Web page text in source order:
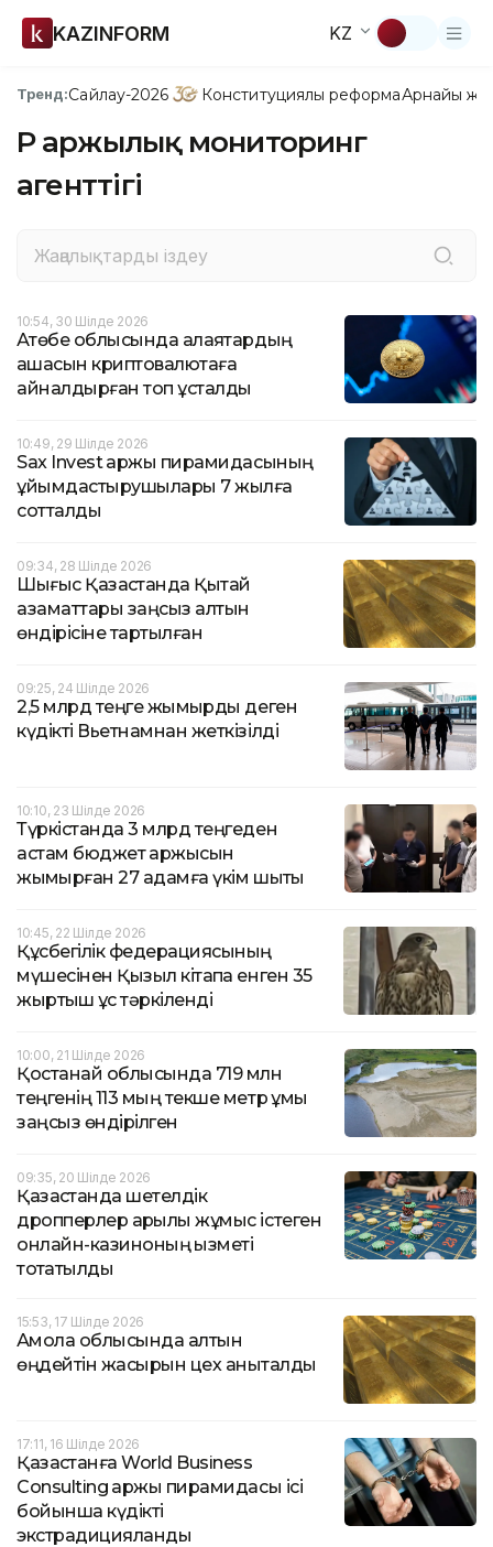
KAZINFORM KZ
Тренд:Сайлау-2026 Конституциялық реформаАрнайы
ҚР Қаржылық мониторинг
агенттігі
10:54, 30 Шілде 2026
Ақтөбе облысында алаяқтардың
ақшасын криптовалютаға
айналдырған топ ұсталды
10:49, 29 Шілде 2026
Sax Invest қаржы пирамидасының
ұйымдастырушылары 7 жылға
сотталды
09:34, 28 Шілде 2026
Шығыс Қазақстанда Қытай
азаматтары заңсыз алтын
өндірісіне тартылған
09:25, 24 Шілде 2026
2,5 млрд теңге жымқырды деген
күдікті Вьетнамнан жеткізілді
10:10, 23 Шілде 2026
Түркістанда 3 млрд теңгеден
астам бюджет қаржысын
жымқырған 27 адамға үкім шықты
10:45, 22 Шілде 2026
Құсбегілік федерациясының
мүшесінен Қызыл кітапқа енген 35
жыртқыш құс тәркіленді
10:00, 21 Шілде 2026
Қостанай облысында 719 млн
теңгенің 113 мың текше метр құмы
заңсыз өндірілген
09:35, 20 Шілде 2026
Қазақстанда шетелдік
дропперлер арқылы жұмыс істеген
онлайн-казиноның қызметі
тоқтатылды
15:53, 17 Шілде 2026
Ақмола облысында алтын
өңдейтін жасырын цех анықталды
17:11, 16 Шілде 2026
Қазақстанға World Business
Consulting қаржы пирамидасы ісі
бойынша күдікті
экстрадицияланды